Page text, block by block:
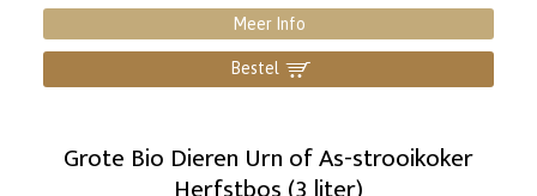
Meer Info
Bestel ]
Grote Bio Dieren Urn of As-strooikoker